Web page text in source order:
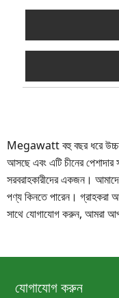
Megawatt বহু বছর ধরে উচ্চ
আসছে এবং এটি চীনের পেশাদার
সরবরাহকারীদের একজন।
পণ্য কিনতে পারেন। গ্রাহকরা
সাথে যোগাযোগ করুন, আমরা
যোগাযোগ করুন